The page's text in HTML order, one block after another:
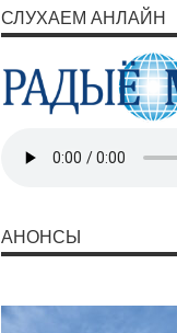
СЛУХАЕМ АНЛАЙН
АНОНСЫ